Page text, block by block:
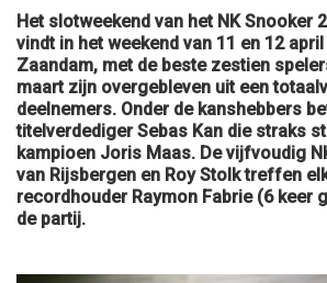
Het slotweekend van het NK Snooker
vindt in het weekend van 11 en 12
Zaandam, met de beste zestien
maart zijn overgebleven uit een
deelnemers. Onder de kanshebbers
titelverdediger Sebas Kan die straks
kampioen Joris Maas. De vijfvoudig
van Rijsbergen en Roy Stolk treffen
recordhouder Raymon Fabrie (6 keer
de partij.